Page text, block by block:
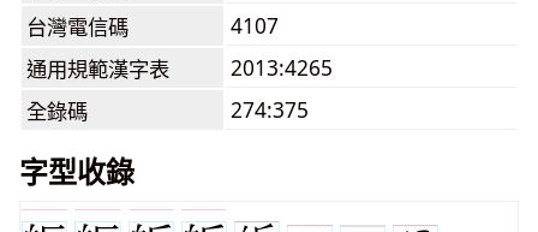
台灣電信碼
4107
通用規範漢字表
2013:4265
全錄碼
274:375
字型收錄